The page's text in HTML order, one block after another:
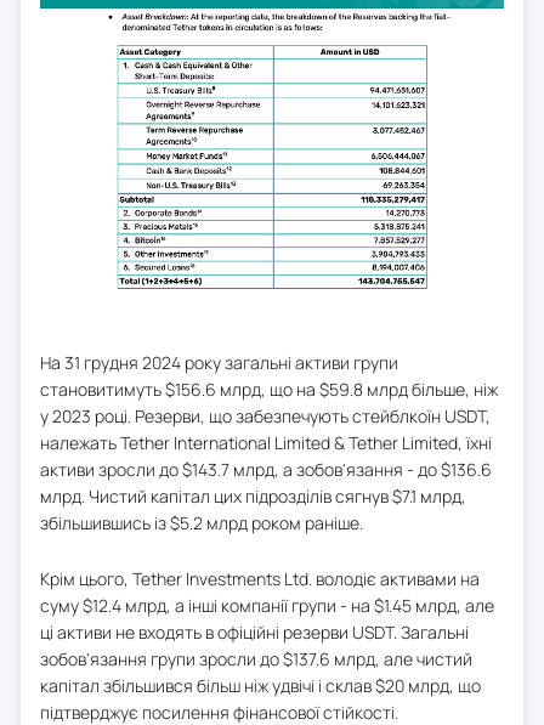
На 31 грудня 2024 року загальні активи групи
становитимуть $156.6 млрд, що на $59.8 млрд більше, ніж
у 2023 році. Резерви, що забезпечують стейблкоїн USDT,
належать Tether International Limited & Tether Limited, їхні
активи зросли до $143.7 млрд, а зобов'язання - до $136.6
млрд. Чистий капітал цих підрозділів сягнув $7.1 млрд,
збільшившись із $5.2 млрд роком раніше.
Крім цього, Tether Investments Ltd. володіє активами на
суму $12.4 млрд, а інші компанії групи - на $1.45 млрд, але
ці активи не входять в офіційні резерви USDT. Загальні
зобов'язання групи зросли до $137.6 млрд, але чистий
капітал збільшився більш ніж удвічі і склав $20 млрд, що
підтверджує посилення фінансової стійкості.